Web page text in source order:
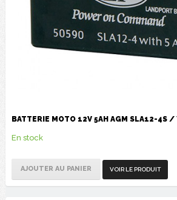
BATTERIE MOTO 12V 5AH AGM SLA12-4S /
En stock
AJOUTER AU PANIER VOIR LE PRODUIT